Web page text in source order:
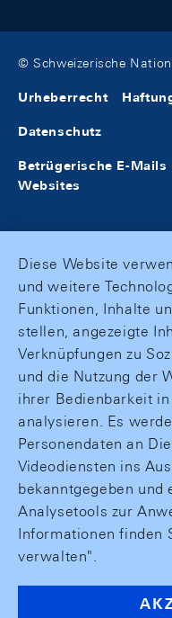
© Schweizerische
Urheberrecht
Datenschutz
Betrügerische E-
Websites
Diese Website
und weitere
Funktionen, Inhalte
stellen, angezeigte
Verknüpfungen zu
und die Nutzung der
ihrer Bedienbarkeit
analysieren. Es
Personendaten an
Videodiensten ins
bekanntgegeben und
Analysetools zur
Informationen finden
verwalten".